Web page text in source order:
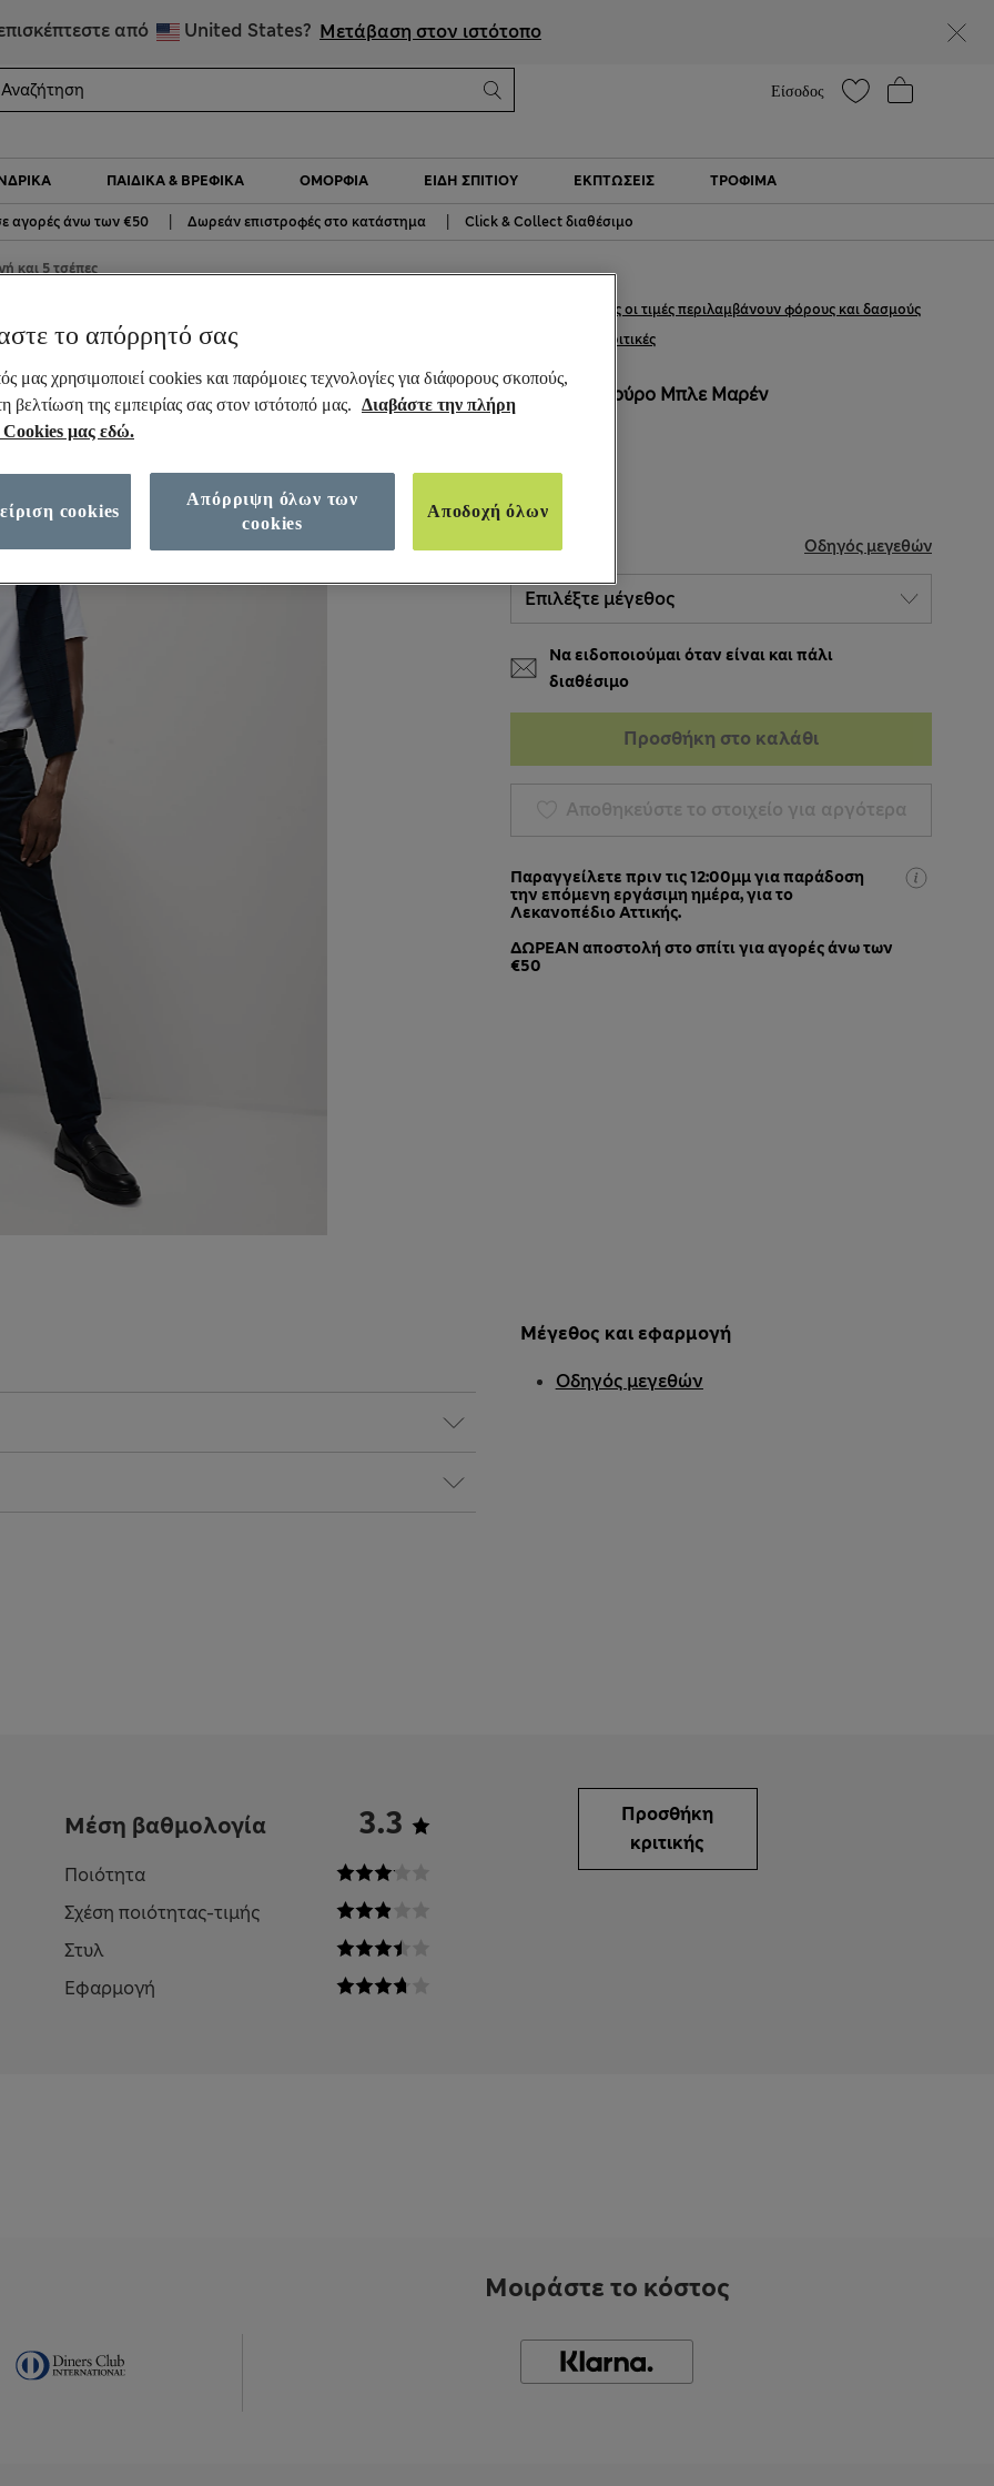
από United States? Μετάβαση στον ιστότοπο
Είσοδος
ΠΑΙΔΙΚΆ & ΒΡΕΦΙΚΆ ΟΜΟΡΦΙΆ ΕΊΔΗ ΣΠΙΤΙΟΎ ΕΚΠΤΩΣΕΙΣ ΤΡΌΦΙΜΑ
αγορές άνω των €50 | Δωρεάν επιστροφές στο κατάστημα | Click & Collect διαθέσιμο
και 5 τσέπες
με στενή εφαρμογή και 23 κριτικές
Όλες οι τιμές περιλαμβάνουν φόρους και δασμούς
ΧΡΏΜΑ: Σκούρο Μπλε Μαρέν
Εξαντλήθηκε
ΜΈΓΕΘΟΣ Οδηγός μεγεθών
Να ειδοποιούμαι όταν είναι και πάλι
διαθέσιμο
Προσθήκη στο καλάθι
Αποθηκεύστε το στοιχείο για αργότερα
Παραγγείλετε πριν τις 12:00μμ για παράδοση
την επόμενη εργάσιμη ημέρα, για το
Λεκανοπέδιο Αττικής.
ΔΩΡΕΑΝ αποστολή στο σπίτι για αγορές άνω των
€50
Μέγεθος και εφαρμογή
Οδηγός μεγεθών
Μέση βαθμολογία 3.3
Ποιότητα
Σχέση ποιότητας-τιμής
Στυλ
Εφαρμογή
Προσθήκη
κριτικής
Μοιράστε το κόστος
το απόρρητό σας
μας χρησιμοποιεί cookies και παρόμοιες τεχνολογίες για διάφορους σκοπούς,
βελτίωση της εμπειρίας σας στον ιστότοπό μας. Διαβάστε την πλήρη
Cookies μας εδώ.
Απόρριψη όλων των
cookies
Αποδοχή όλων
cookies